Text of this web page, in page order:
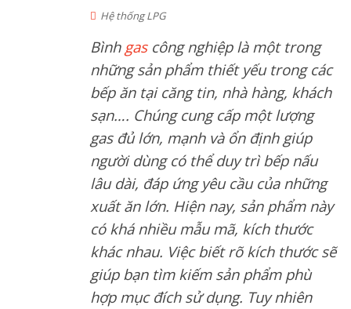
Hệ thống LPG
Bình gascông nghiệp là một trong
những sản phẩm thiết yếu trong các
bếp ăn tại căng tin, nhà hàng, khách
sạn…. Chúng cung cấp một lượng
gas đủ lớn, mạnh và ổn định giúp
người dùng có thể duy trì bếp nấu
lâu dài, đáp ứng yêu cầu của những
xuất ăn lớn. Hiện nay, sản phẩm này
có khá nhiều mẫu mã, kích thước
khác nhau. Việc biết rõ kích thước sẽ
giúp bạn tìm kiếm sản phẩm phù
hợp mục đích sử dụng. Tuy nhiên